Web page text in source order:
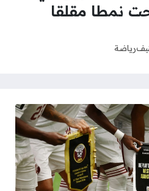
نمطا مقلقا
رياضة